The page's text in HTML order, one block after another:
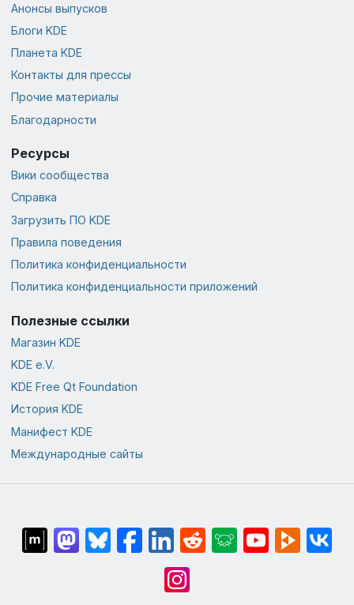
Анонсы выпусков
Блоги KDE
Планета KDE
Контакты для прессы
Прочие материалы
Благодарности
Ресурсы
Вики сообщества
Справка
Загрузить ПО KDE
Правила поведения
Политика конфиденциальности
Политика конфиденциальности приложений
Полезные ссылки
Магазин KDE
KDE e.V.
KDE Free Qt Foundation
История KDE
Манифест KDE
Международные сайты